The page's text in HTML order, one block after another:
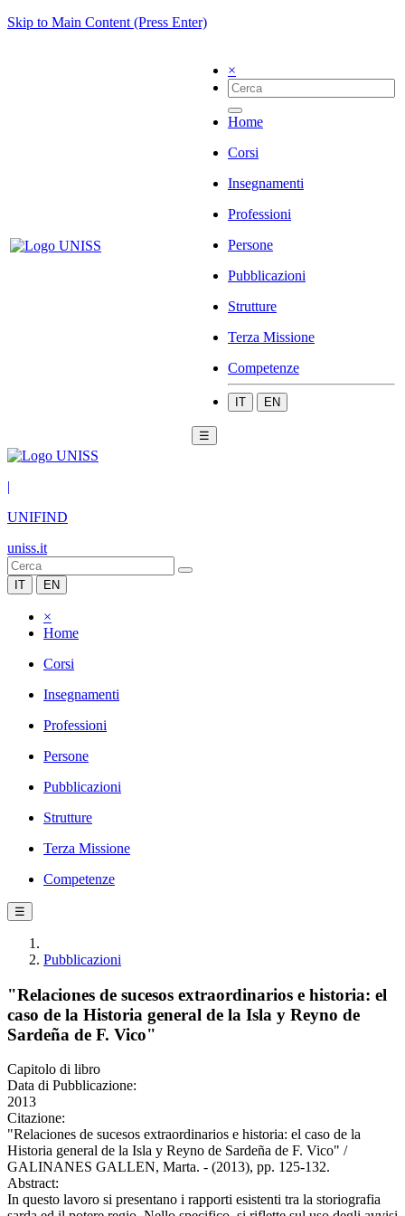
Skip to Main Content (Press Enter)
×
Home
Corsi
Insegnamenti
Professioni
Persone
Pubblicazioni
Strutture
Terza Missione
Competenze
IT EN
☰
|
UNIFIND
uniss.it
IT EN
×
Home
Corsi
Insegnamenti
Professioni
Persone
Pubblicazioni
Strutture
Terza Missione
Competenze
☰
Pubblicazioni
"Relaciones de sucesos extraordinarios e historia: el
caso de la Historia general de la Isla y Reyno de
Sardeña de F. Vico"
Capitolo di libro
Data di Pubblicazione:
2013
Citazione:
"Relaciones de sucesos extraordinarios e historia: el caso de la
Historia general de la Isla y Reyno de Sardeña de F. Vico" /
GALINANES GALLEN, Marta. - (2013), pp. 125-132.
Abstract:
In questo lavoro si presentano i rapporti esistenti tra la storiografia